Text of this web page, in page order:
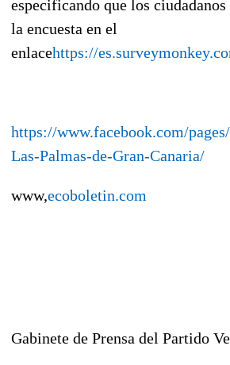
especificando que los ciudadanos
la encuesta en el
enlacehttps://
https://www.facebook.com/
Las-Palmas-de-Gran-Canaria/
www,ecoboletin.com
Gabinete de Prensa del Partido